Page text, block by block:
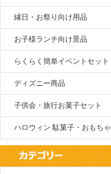
縁日・お祭り向け用品
お子様ランチ向け景品
らくらく簡単イベントセット
ディズニー商品
子供会・旅行お菓子セット
ハロウィン 駄菓子・おもちゃ